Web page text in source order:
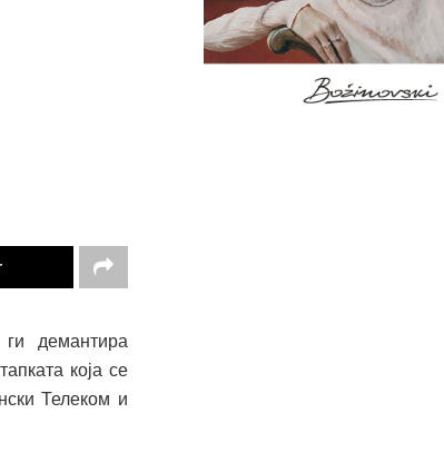
демантира
која се
Телеком и